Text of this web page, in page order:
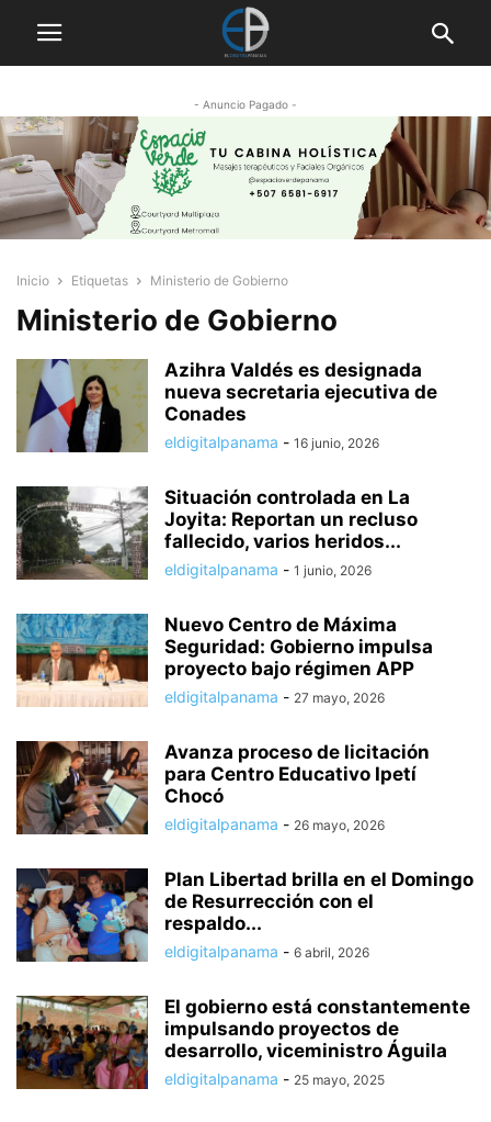
- Anuncio Pagado -
Inicio Etiquetas Ministerio de Gobierno
Ministerio de Gobierno
Azihra Valdés es designada
nueva secretaria ejecutiva de
Conades
eldigitalpanama - 16 junio, 2026
Situación controlada en La
Joyita: Reportan un recluso
fallecido, varios heridos...
eldigitalpanama - 1 junio, 2026
Nuevo Centro de Máxima
Seguridad: Gobierno impulsa
proyecto bajo régimen APP
eldigitalpanama - 27 mayo, 2026
Avanza proceso de licitación
para Centro Educativo Ipetí
Chocó
eldigitalpanama - 26 mayo, 2026
Plan Libertad brilla en el Domingo
de Resurrección con el
respaldo...
eldigitalpanama - 6 abril, 2026
El gobierno está constantemente
impulsando proyectos de
desarrollo, viceministro Águila
eldigitalpanama - 25 mayo, 2025